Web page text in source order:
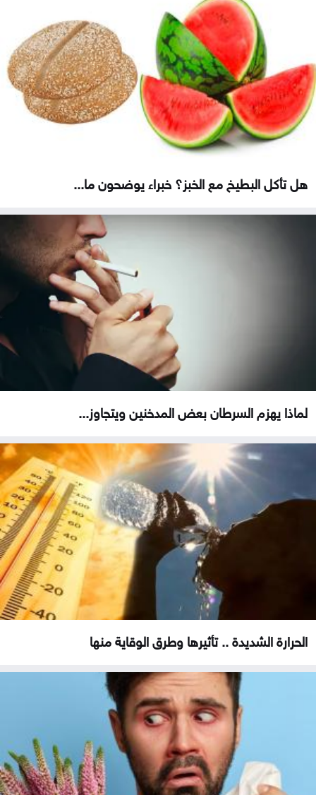
هل تأكل البطيخ مع الخبز؟ خبراء يوضحون ما...
لماذا يهزم السرطان بعض المدخنين ويتجاوز...
الحرارة الشديدة .. تأثيرها وطرق الوقاية منها